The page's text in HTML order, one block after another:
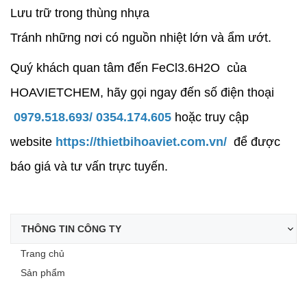
Lưu trữ trong thùng nhựa
Tránh những nơi có nguồn nhiệt lớn và ẩm ướt.
Quý khách quan tâm đến FeCl3.6H2O của
HOAVIETCHEM, hãy gọi ngay đến số điện thoại
0979.518.693/ 0354.174.605 hoặc truy cập
website https://thietbihoaviet.com.vn/ để được
báo giá và tư vấn trực tuyến.
THÔNG TIN CÔNG TY
Trang chủ
Sản phẩm